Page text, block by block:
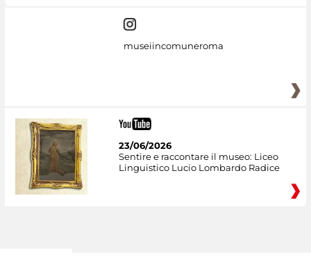
museiincomuneroma
23/06/2026
Sentire e raccontare il museo: Liceo
Linguistico Lucio Lombardo Radice